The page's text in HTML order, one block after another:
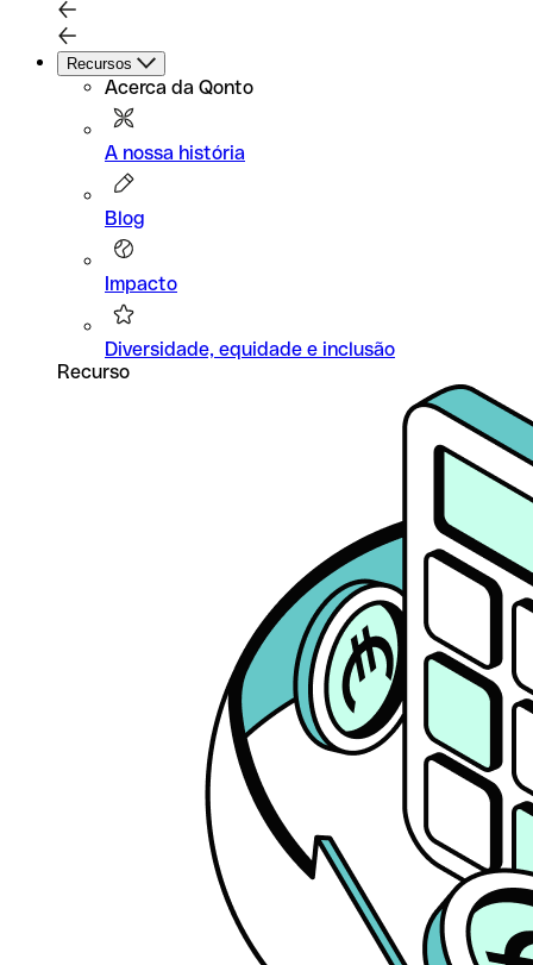
Recursos
Acerca da Qonto
A nossa história
Blog
Impacto
Diversidade, equidade e inclusão
Recurso